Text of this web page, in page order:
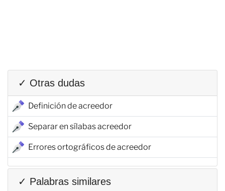
✓ Otras dudas
Definición de acreedor
Separar en sílabas acreedor
Errores ortográficos de acreedor
✓ Palabras similares